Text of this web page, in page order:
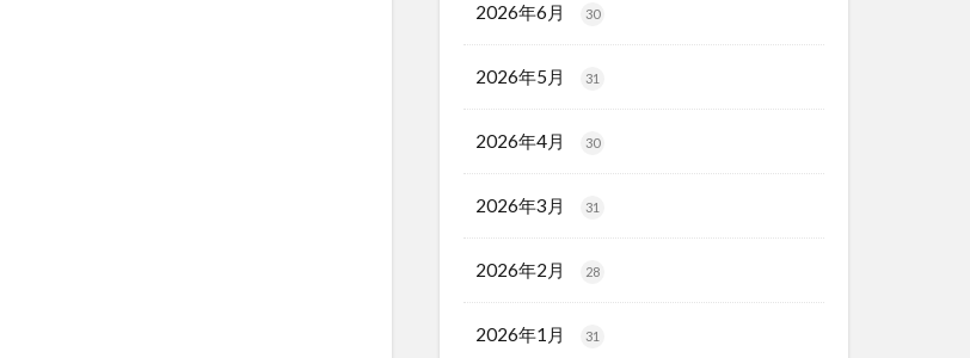
2026年6月 30
2026年5月 31
2026年4月 30
2026年3月 31
2026年2月 28
2026年1月 31